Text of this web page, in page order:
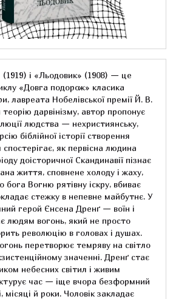
і «Льодовик» (1908) — це
«Довга подорож» класика
лавреата Нобелівської премії Й. В.
дарвінізму, автор пропонує
людства — нехристиянську,
біблійної історії створення
як первісна людина
доісторичної Скандинавії пізнає
життя, сповнене холоду і жаху,
бога Вогню рятівну іскру, вбиває
стежку в непевне майбутнє. У
герой Єнсена Дренґ — воїн і
людям вогонь, який не просто
революцію в головах і душах.
перетворює темряву на світло
значенні. Дренґ стає
небесних світил і живим
час — іще вчора безформний
місяці й роки. Чоловік закладає